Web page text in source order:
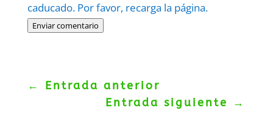
caducado. Por favor, recarga la página.
Enviar comentario
← Entrada anterior
Entrada siguiente
→